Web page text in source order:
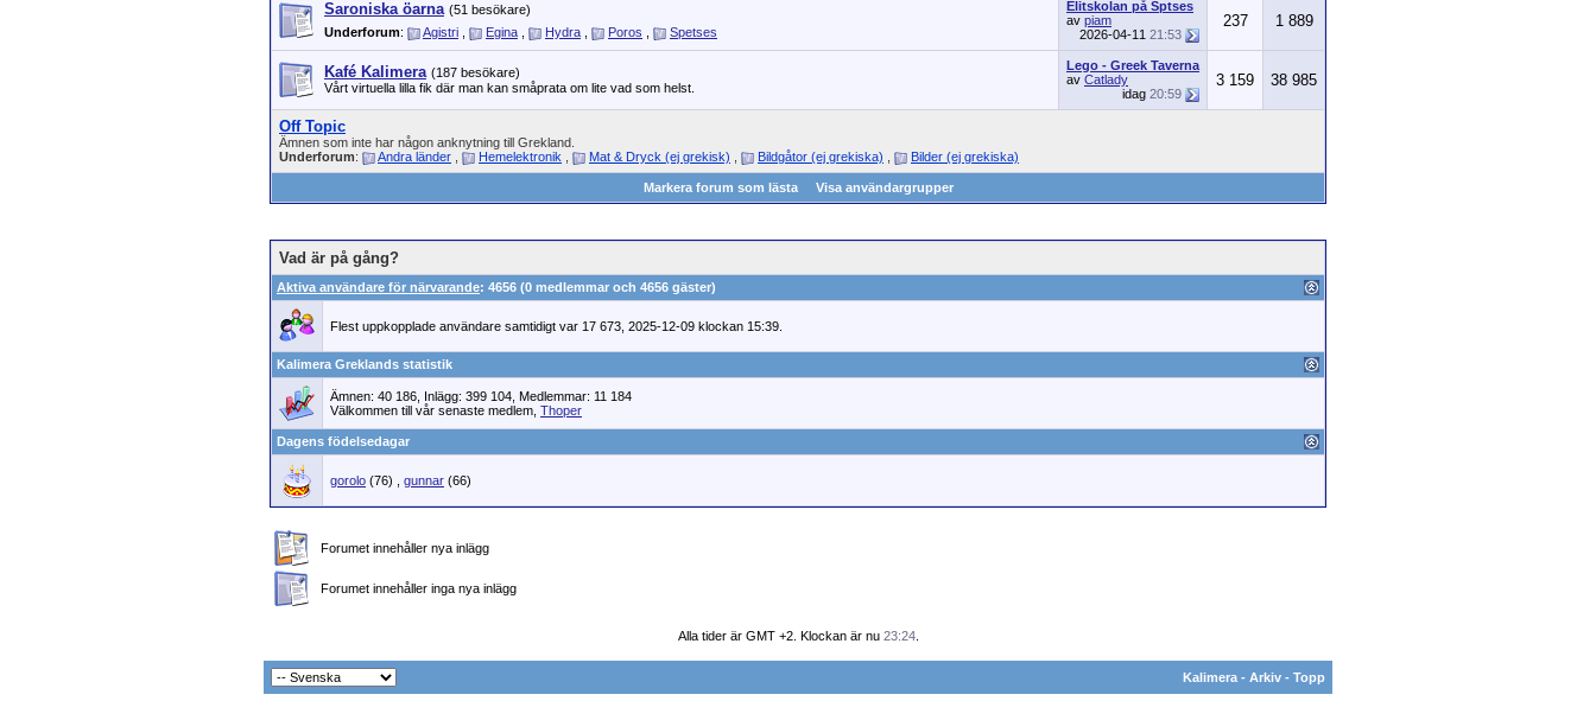
Saroniska öarna (51 besökare)
Underforum: Agistri Egina Hydra Poros Spetses
Elitskolan på Sptses
av piam
2026-04-11 21:53
237 1 889
Kafé Kalimera (187 besökare)
Vårt virtuella lilla fik där man kan småprata om lite vad som helst.
Lego - Greek Taverna
av Catlady
idag 20:59
3 159 38 985
Off Topic
Ämnen som inte har någon anknytning till Grekland.
Underforum: Andra länder Hemelektronik Mat & Dryck (ej grekisk) Bildgåtor (ej grekiska) Bilder (ej grekiska)
Markera forum som lästa Visa användargrupper
Vad är på gång?
Aktiva användare för närvarande: 4656 (0 medlemmar och 4656 gäster)
Flest uppkopplade användare samtidigt var 17 673, 2025-12-09 klockan 15:39.
Kalimera Greklands statistik
Ämnen: 40 186, Inlägg: 399 104, Medlemmar: 11 184
Välkommen till vår senaste medlem, Thoper
Dagens födelsedagar
gorolo (76) gunnar (66)
Forumet innehåller nya inlägg
Forumet innehåller inga nya inlägg
Alla tider är GMT +2. Klockan är nu 23:24.
Kalimera - Arkiv - Topp